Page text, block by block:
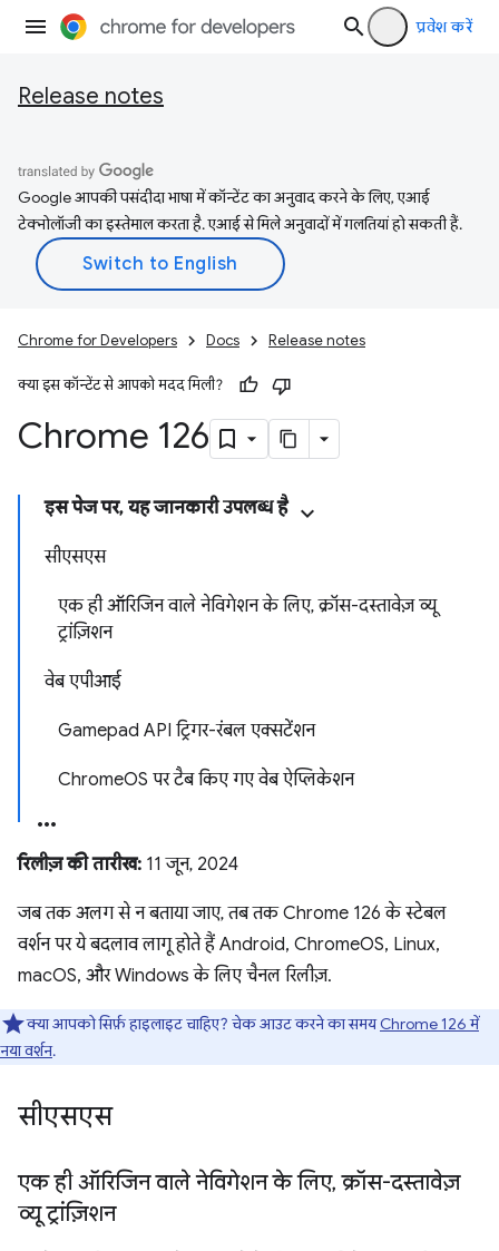
प्रवेश करें
Release notes
Google आपकी पसंदीदा भाषा में कॉन्टेंट का अनुवाद करने के लिए, एआई
टेक्नोलॉजी का इस्तेमाल करता है. एआई से मिले अनुवादों में गलतियां हो सकती हैं.
Chrome for Developers Docs Release notes
क्या इस कॉन्टेंट से आपको मदद मिली?
Chrome 126
इस पेज पर, यह जानकारी उपलब्ध है
सीएसएस
एक ही ऑरिजिन वाले नेविगेशन के लिए, क्रॉस-दस्तावेज़ व्यू
ट्रांज़िशन
वेब एपीआई
Gamepad API ट्रिगर-रंबल एक्सटेंशन
ChromeOS पर टैब किए गए वेब ऐप्लिकेशन
रिलीज़ की तारीख: 11 जून, 2024
जब तक अलग से न बताया जाए, तब तक Chrome 126 के स्टेबल
वर्शन पर ये बदलाव लागू होते हैं Android, ChromeOS, Linux,
macOS, और Windows के लिए चैनल रिलीज़.
क्या आपको सिर्फ़ हाइलाइट चाहिए? चेक आउट करने का समयChrome 126 में
नया वर्शन.
सीएसएस
एक ही ऑरिजिन वाले नेविगेशन के लिए, क्रॉस-दस्तावेज़
व्यू ट्रांज़िशन